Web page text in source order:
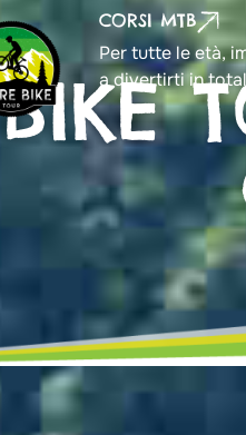
CORSI MTB
Per tutte le età,
a divertirti in
BIKE